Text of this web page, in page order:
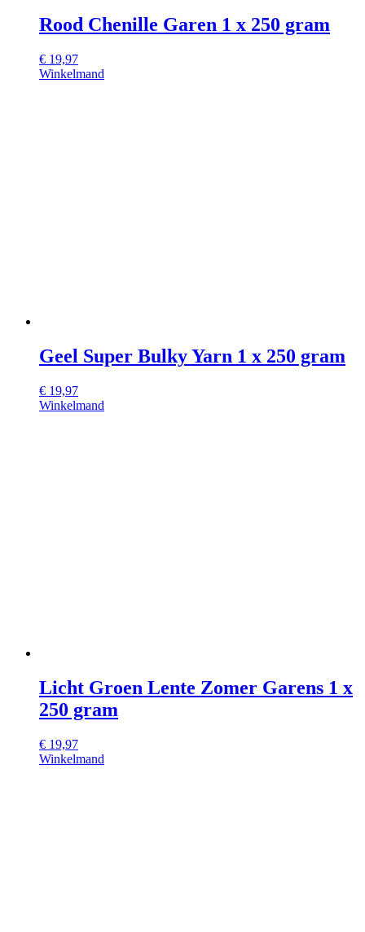
Rood Chenille Garen 1 x 250 gram
€ 19,97
Winkelmand
Geel Super Bulky Yarn 1 x 250 gram
€ 19,97
Winkelmand
Licht Groen Lente Zomer Garens 1 x
250 gram
€ 19,97
Winkelmand